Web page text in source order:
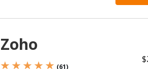
Zoho
★ ★ ★ ★ ★ (61)